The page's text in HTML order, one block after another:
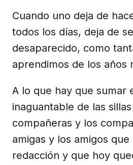
Cuando uno deja de
todos los días, deja de
desaparecido, como
aprendimos de los años
A lo que hay que sumar
inaguantable de las
compañeras y los
amigas y los amigos
redacción y que hoy